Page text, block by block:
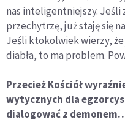
nas inteligentniejszy. Jeśli
przechytrzę, już staję się
Jeśli ktokolwiek wierzy,
diabła, to ma problem.
Przecież Kościół
wytycznych dla
dialogować z